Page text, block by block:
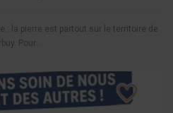
: la pierre est partout sur le territoire de
Pour...